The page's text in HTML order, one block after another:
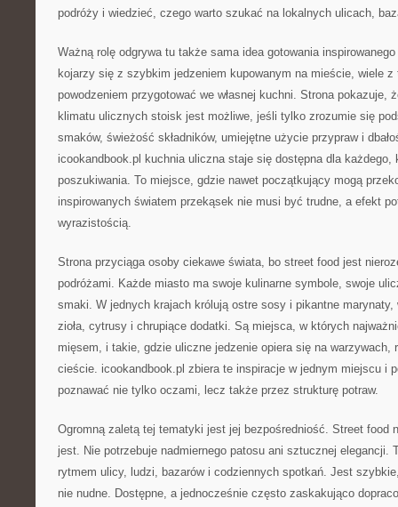
podróży i wiedzieć, czego warto szukać na lokalnych ulicach,
Ważną rolę odgrywa tu także sama idea gotowania
kojarzy się z szybkim jedzeniem kupowanym na mieście, wiele
powodzeniem przygotować we własnej kuchni. Strona pokazuje,
klimatu ulicznych stoisk jest możliwe, jeśli tylko zrozumie się
smaków, świeżość składników, umiejętne użycie przypraw i
icookandbook.pl kuchnia uliczna staje się dostępna dla każdego,
poszukiwania. To miejsce, gdzie nawet początkujący mogą
inspirowanych światem przekąsek nie musi być trudne, a efekt
wyrazistością.
Strona przyciąga osoby ciekawe świata, bo street food jest
podróżami. Każde miasto ma swoje kulinarne symbole, swoje
smaki. W jednych krajach królują ostre sosy i pikantne marynaty,
zioła, cytrusy i chrupiące dodatki. Są miejsca, w których
mięsem, i takie, gdzie uliczne jedzenie opiera się na warzywach,
cieście. icookandbook.pl zbiera te inspiracje w jednym miejscu i
poznawać nie tylko oczami, lecz także przez strukturę potraw.
Ogromną zaletą tej tematyki jest jej bezpośredniość. Street food
jest. Nie potrzebuje nadmiernego patosu ani sztucznej elegancji.
rytmem ulicy, ludzi, bazarów i codziennych spotkań. Jest
nie nudne. Dostępne, a jednocześnie często zaskakująco